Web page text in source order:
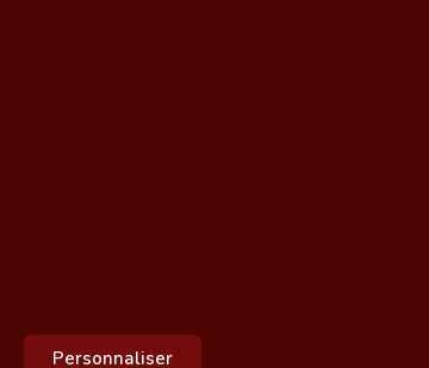
Personnaliser